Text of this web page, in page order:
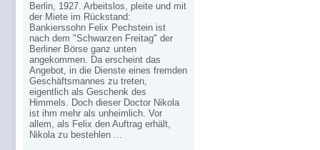
Berlin, 1927. Arbeitslos, pleite und mit
der Miete im Rückstand:
Bankierssohn Felix Pechstein ist
nach dem "Schwarzen Freitag" der
Berliner Börse ganz unten
angekommen. Da erscheint das
Angebot, in die Dienste eines fremden
Geschäftsmannes zu treten,
eigentlich als Geschenk des
Himmels. Doch dieser Doctor Nikola
ist ihm mehr als unheimlich. Vor
allem, als Felix den Auftrag erhält,
Nikola zu bestehlen ...